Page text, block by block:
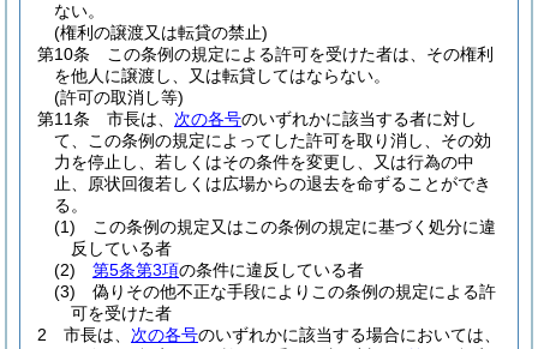
ない。
(権利の譲渡又は転貸の禁止)
第10条
この条例の規定による許可を受けた者は、その権利
を他人に譲渡し、又は転貸してはならない。
(許可の取消し等)
第11条
市長は、 次の各号のいずれかに該当する者に対し
て、この条例の規定によってした許可を取り消し、その効
力を停止し、若しくはその条件を変更し、又は行為の中
止、原状回復若しくは広場からの退去を命ずることができ
る。
(1)
この条例の規定又はこの条例の規定に基づく処分に違
反している者
(2)
第5条第3項の条件に違反している者
(3)
偽りその他不正な手段によりこの条例の規定による許
可を受けた者
2
市長は、 次の各号のいずれかに該当する場合においては、